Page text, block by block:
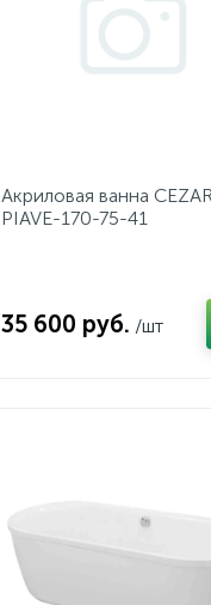
Акриловая ванна
PIAVE-170-75-41
35 600 руб. /шт